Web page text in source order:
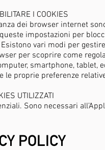
I COOKIES
dei browser internet
impostazioni per
vari modi per
per scoprire come
smartphone, tablet,
le proprie preferenze
UTILIZZATI
Sono necessari
POLICY